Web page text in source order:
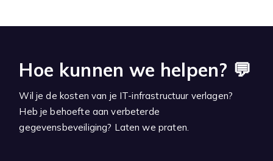
Hoe kunnen we helpen? 💬
Wil je de kosten van je IT-infrastructuur verlagen?
Heb je behoefte aan verbeterde
gegevensbeveiliging? Laten we praten.